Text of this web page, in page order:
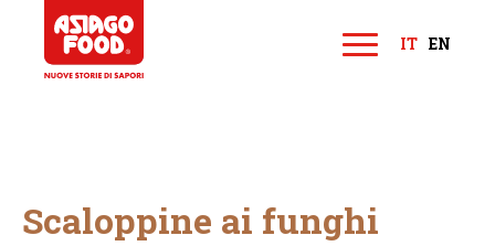
M
IT EN
Scaloppine ai funghi